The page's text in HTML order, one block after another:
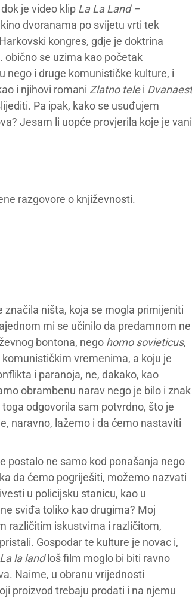
je video klip La La Land –
dvoranama po svijetu vrti tek
kongres, gdje je doktrina
obično se uzima kao početak
nego i druge komunističke kulture, i
i njihovi romani Zlatno telei Dvanaest
Pa ipak, kako se usuđujem
Jesam li uopće provjerila koje je vani
razgovore o književnosti.
ništa, koja se mogla primijeniti
mi se učinilo da predamnom ne
bontona, nego homo sovieticus,
vremenima, a koju je
i paranoja, ne, dakako, kao
obrambenu narav nego je bilo i znak
odgovorila sam potvrdno, što je
naravno, lažemo i da ćemo nastaviti
postalo ne samo kod ponašanja nego
da ćemo pogriješiti, možemo nazvati
u policijsku stanicu, kao u
sviđa toliko kao drugima? Moj
različitim iskustvima i različitom,
Gospodar te kulture je novac i,
La la landloš film moglo bi biti ravno
Naime, u obranu vrijednosti
proizvod trebaju prodati i na njemu